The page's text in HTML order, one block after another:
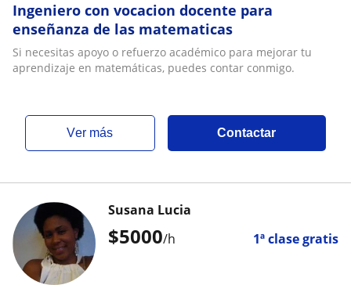
Ingeniero con vocacion docente para
enseñanza de las matematicas
Si necesitas apoyo o refuerzo académico para mejorar tu
aprendizaje en matemáticas, puedes contar conmigo.
ver más Contactar
$5000/h 1ª clase gratis
Susana Lucia